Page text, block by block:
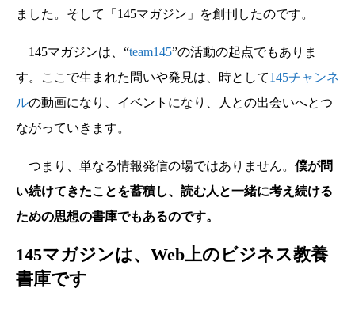
ました。そして「145マガジン」を創刊したのです。
145マガジンは、“team145”の活動の起点でもありま
す。ここで生まれた問いや発見は、時として145チャンネ
ルの動画になり、イベントになり、人との出会いへとつ
ながっていきます。
つまり、単なる情報発信の場ではありません。 僕が問
い続けてきたことを蓄積し、読む人と一緒に考え続ける
ための思想の書庫でもあるのです。
145マガジンは、Web上のビジネス教養
書庫です